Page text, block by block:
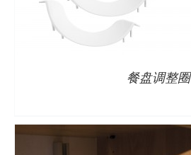
餐盘调整圈
详情